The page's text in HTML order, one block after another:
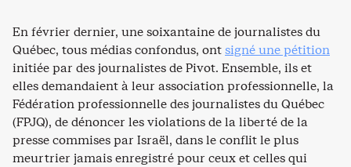
En février dernier, une soixantaine de journalistes du
Québec, tous médias confondus, ontsigné une pétition
initiée par des journalistes de Pivot. Ensemble, ils et
elles demandaient à leur association professionnelle, la
Fédération professionnelle des journalistes du Québec
(FPJQ), de dénoncer les violations de la liberté de la
presse commises par Israël, dans le conflit le plus
meurtrier jamais enregistré pour ceux et celles qui